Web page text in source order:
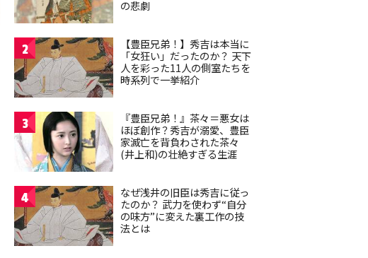
の悲劇
2
【豊臣兄弟！】秀吉は本当に
「女狂い」だったのか？ 天下
人を彩った11人の側室たちを
時系列で一挙紹介
3
『豊臣兄弟！』茶々＝悪女は
ほぼ創作？秀吉が溺愛、豊臣
家滅亡を背負わされた茶々
(井上和)の壮絶すぎる生涯
4
なぜ浅井の旧臣は秀吉に従っ
たのか？ 武力を使わず“自分
の味方”に変えた裏工作の技
法とは